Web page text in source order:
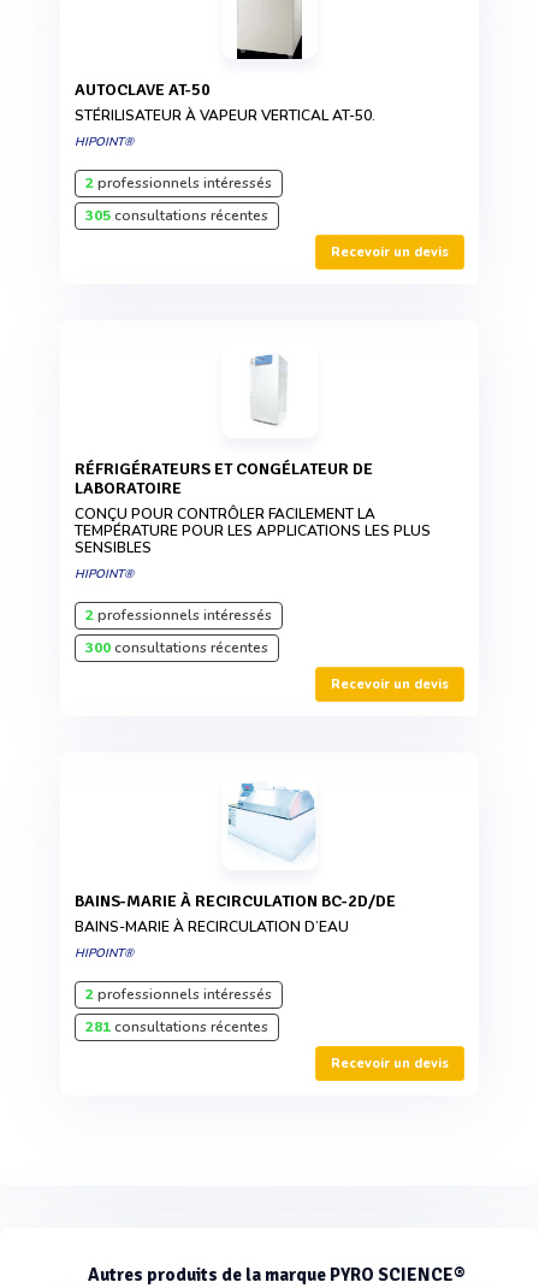
AUTOCLAVE AT-50
STÉRILISATEUR À VAPEUR VERTICAL AT-50.
HIPOINT®
2professionnels intéressés
305consultations récentes
Recevoir un devis
RÉFRIGÉRATEURS ET CONGÉLATEUR DE
LABORATOIRE
CONÇU POUR CONTRÔLER FACILEMENT LA
TEMPÉRATURE POUR LES APPLICATIONS LES PLUS
SENSIBLES
HIPOINT®
2professionnels intéressés
300consultations récentes
Recevoir un devis
BAINS-MARIE À RECIRCULATION BC-2D/DE
BAINS-MARIE À RECIRCULATION D’EAU
HIPOINT®
2professionnels intéressés
281consultations récentes
Recevoir un devis
Autres produits de la marque PYRO SCIENCE®